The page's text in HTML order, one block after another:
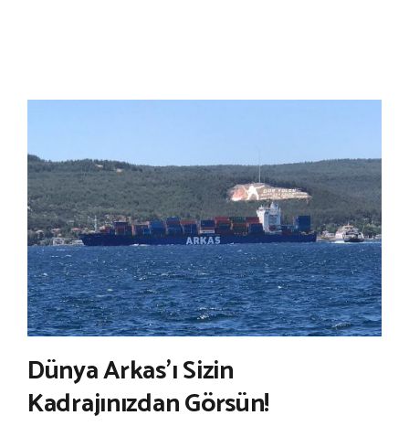
Dünya Arkas’ı Sizin
Kadrajınızdan Görsün!